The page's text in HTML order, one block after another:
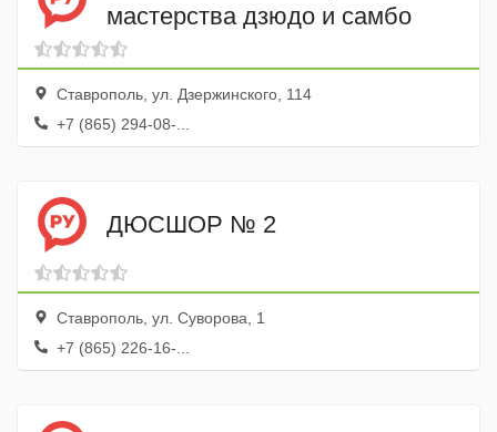
мастерства дзюдо и самбо
Ставрополь, ул. Дзержинского, 114
+7 (865) 294-08-...
ДЮСШОР № 2
Ставрополь, ул. Суворова, 1
+7 (865) 226-16-...